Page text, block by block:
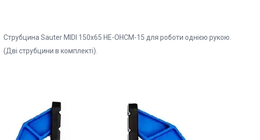
Струбцина Sauter MIDI 150x65 HE-OHCM-15 для роботи однією рукою.
(Дві струбцини в комплекті).